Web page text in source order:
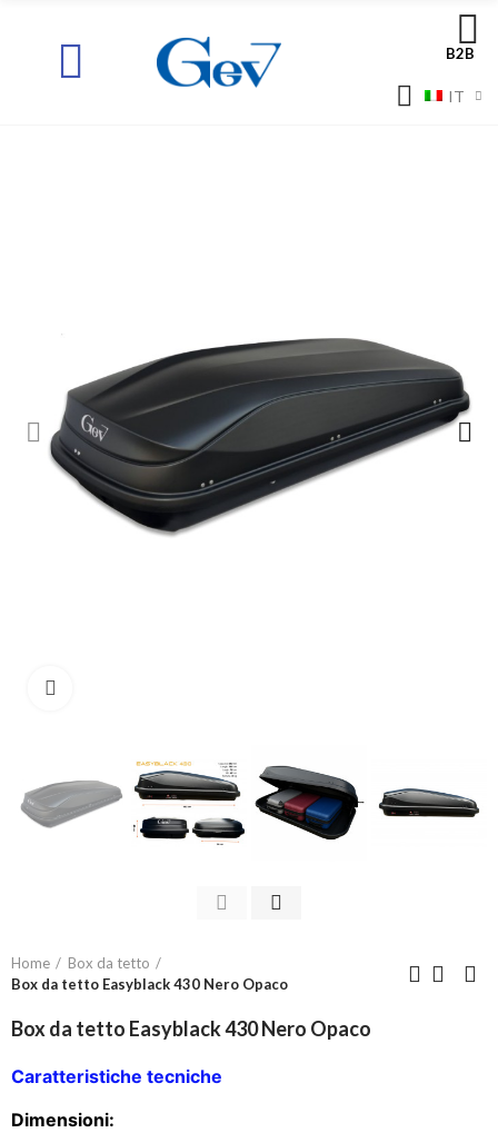
B2B
IT
Home
Box da tetto
Box da tetto Easyblack 430 Nero Opaco
Box da tetto Easyblack 430 Nero Opaco
Caratteristiche tecniche
Dimensioni: